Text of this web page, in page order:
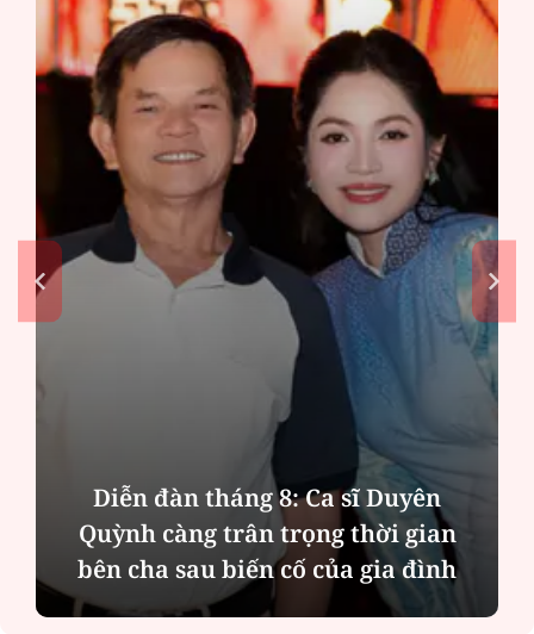
Phân tích tính 2 mặt của thương vụ
MBBank "rót" hơn 8.800 tỷ đồng cho
Phát Đạt